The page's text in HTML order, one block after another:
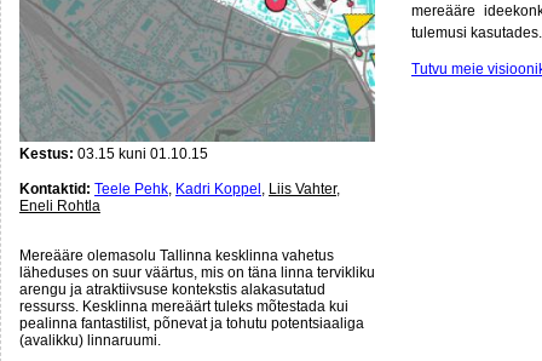
Kestus: 03.15 kuni 01.10.15
Kontaktid: Teele Pehk, Kadri Koppel , Liis Vahter,
Eneli Rohtla
Mereääre olemasolu Tallinna kesklinna vahetus
läheduses on suur väärtus, mis on täna linna tervikliku
arengu ja atraktiivsuse kontekstis alakasutatud
ressurss. Kesklinna mereäärt tuleks mõtestada kui
pealinna fantastilist, põnevat ja tohutu potentsiaaliga
(avalikku) linnaruumi.
mereääre
tulemusi kasutades.
Tutvu meie